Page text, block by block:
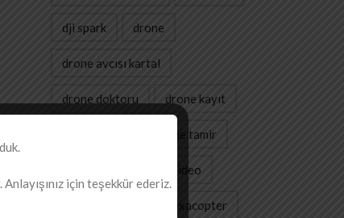
dji spark drone
drone avcısı kartal
drone doktoru drone kayıt
drone tamir
havadan video
hexacopter
için teşekkür ederiz.